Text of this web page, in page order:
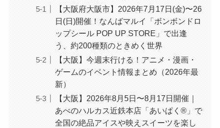
【大阪府大阪市】2026年7月17日(金)〜26
日(日)開催！なんばマルイ「ボンボンドロ
ップシール POP UP STORE」で出逢
う、約200種類のときめく世界
【大阪】今週末行ける！アニメ・漫画・
ゲームのイベント情報まとめ（2026年最
新）
【大阪】2026年8月5日〜8月17日開催｜
あべのハルカス近鉄本店「あいぱく®」で
全国の絶品アイスや映えスイーツを楽し